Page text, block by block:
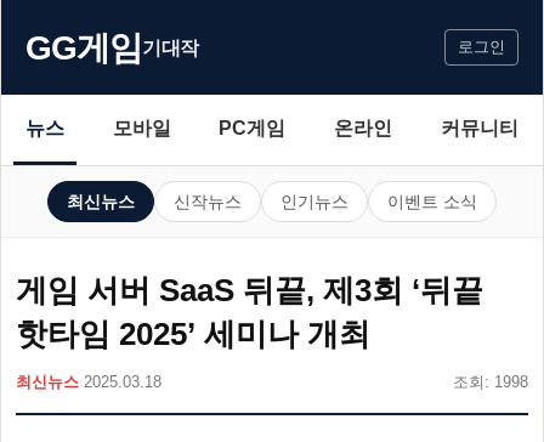
GG게임기대작 로그인
뉴스 모바일 PC게임 온라인 커뮤니티
최신뉴스 신작뉴스 인기뉴스 이벤트 소식
게임 서버 SaaS 뒤끝, 제3회 ‘뒤끝
핫타임 2025’ 세미나 개최
최신뉴스 2025.03.18 조회: 1998